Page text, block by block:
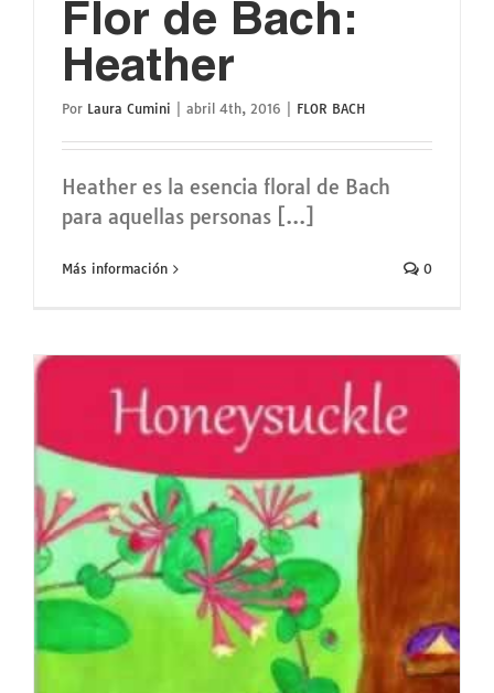
Flor de Bach:
Heather
Por Laura Cumini abril 4th, 2016 FLOR BACH
Heather es la esencia floral de Bach
para aquellas personas [...]
Más información 0